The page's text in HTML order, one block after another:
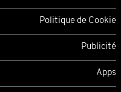
Politique de Cookie
Publicité
Apps